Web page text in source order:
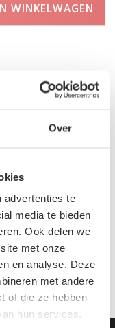
Over
advertenties te
media te bieden
Ook delen we
met onze
en analyse. Deze
met andere
of die ze hebben
hun services.
WINKELWAGEN